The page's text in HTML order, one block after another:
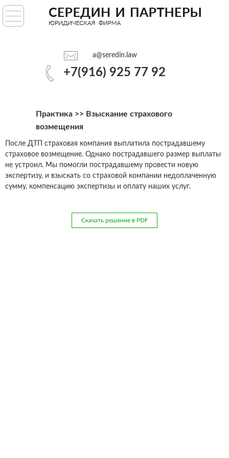
a@seredin.law
+7(916) 925 77 92
ГЛАВНАЯ
ПРАКТИКА
a@seredin.law
+7(916) 925 77 92
Практика >> Взыскание страхового
возмещения
После ДТП страховая компания выплатила пострадавшему
страховое возмещение. Однако пострадавшего размер выплаты
не устроил. Мы помогли пострадавшему провести новую
экспертизу, и взыскать со страховой компании недоплаченную
сумму, компенсацию экспертизы и оплату наших услуг.
Скачать решение в PDF